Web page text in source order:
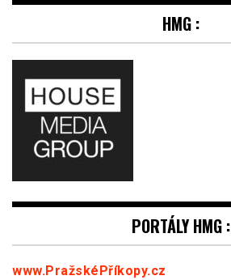
HMG :
PORTÁLY HMG :
www.PražskéPříkopy.cz